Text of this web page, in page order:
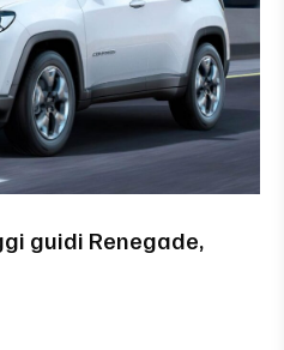
guidi Renegade,